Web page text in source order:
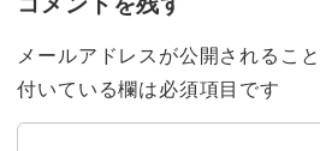
メールアドレスが公開されること
付いている欄は必須項目です